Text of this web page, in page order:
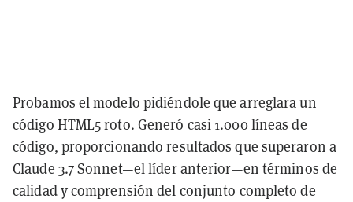
Probamos el modelo pidiéndole que arreglara un
código HTML5 roto. Generó casi 1.000 líneas de
código, proporcionando resultados que superaron a
Claude 3.7 Sonnet—el líder anterior—en términos de
calidad y comprensión del conjunto completo de